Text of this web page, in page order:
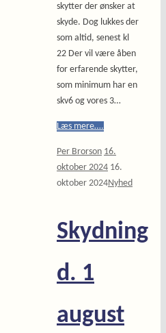
skytter der ønsker at
skyde. Dog lukkes der
som altid, senest kl
22 Der vil være åben
for erfarende skytter,
som minimum har en
skv6 og vores 3…
Læs mere….
Per Brorson 16.
oktober 2024 16.
oktober 2024Nyhed
Skydning
d. 1
august